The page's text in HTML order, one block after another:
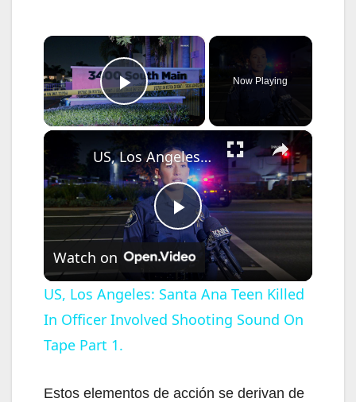
×
Play Video
Now Playing
×
P
l
a
US, Los Angeles: Santa Ana Teen Killed In Officer Involved Shooting Sound On Tape Part 1.
Watch on
US, Los Angeles: Santa Ana Teen Killed
In Officer Involved Shooting Sound On
Tape Part 1.
Estos elementos de acción se derivan de